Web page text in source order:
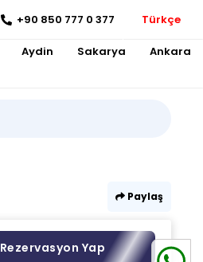
+90 850 777 0 377 Türkçe
Aydin Sakarya Ankara
Paylaş
Rezervasyon Yap